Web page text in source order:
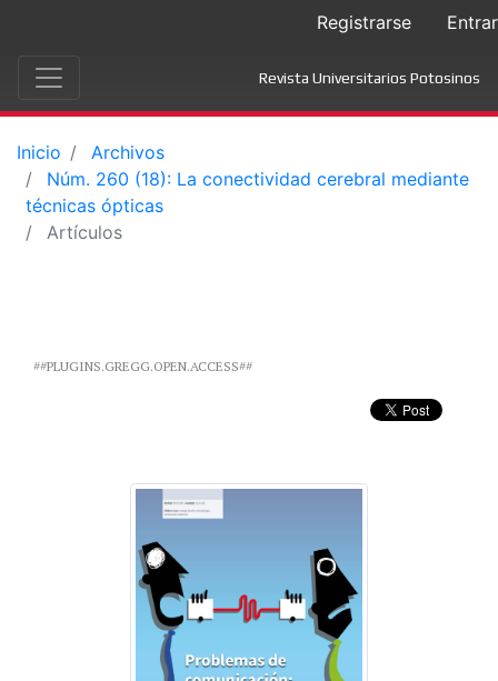
Registrarse Entrar
Revista Universitarios Potosinos
Inicio
Archivos
Núm. 260 (18): La conectividad cerebral mediante
técnicas ópticas
Artículos
##PLUGINS.GREGG.OPEN.ACCESS##